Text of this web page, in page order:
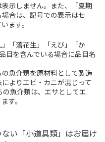
示しません。また、「夏期
合は、記号での表示はせ
ます。
「落花生」「えび」「か
目を含んでいる場合に品目名
魚介類を原材料として製造
よりエビ・カニが混じって
魚介類は、エサとしてエ
す。
い「小道具類」はお届け